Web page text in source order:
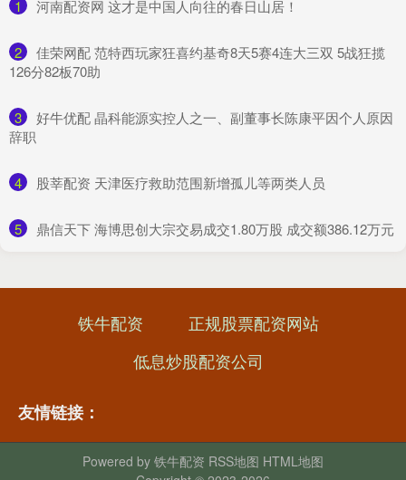
1 ​河南配资网 这才是中国人向往的春日山居！
2
​佳荣网配 范特西玩家狂喜约基奇8天5赛4连大三双 5战狂揽
126分82板70助
3
​好牛优配 晶科能源实控人之一、副董事长陈康平因个人原因
辞职
4 ​股莘配资 天津医疗救助范围新增孤儿等两类人员
5 ​鼎信天下 海博思创大宗交易成交1.80万股 成交额386.12万元
铁牛配资
正规股票配资网站
低息炒股配资公司
友情链接：
Powered by 铁牛配资 RSS地图 HTML地图